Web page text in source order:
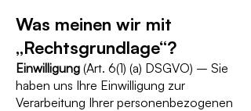
Was meinen wir mit
„Rechtsgrundlage“?
Einwilligung (Art. 6(1) (a) DSGVO) – Sie
haben uns Ihre Einwilligung zur
Verarbeitung Ihrer personenbezogenen